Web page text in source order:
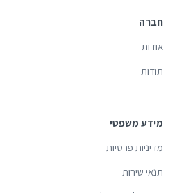
חברה
אודות
תודות
מידע משפטי
מדיניות פרטיות
תנאי שירות